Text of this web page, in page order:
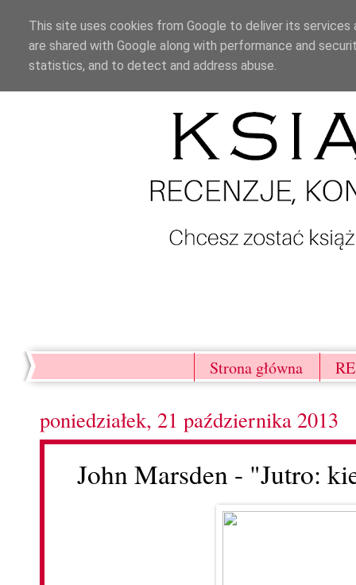
Strona główna
poniedziałek, 21 października 2013
John Marsden - "Jutro:
This site uses cookies from Google to deliver its
are shared with Google along with performance and
statistics, and to detect and address abuse.